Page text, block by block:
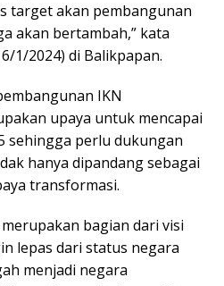
target akan pembangunan
akan bertambah,” kata
1/2024) di Balikpapan.
IKN
upaya untuk mencapai
sehingga perlu dukungan
hanya dipandang sebagai
transformasi.
bagian dari visi
lepas dari status negara
menjadi negara